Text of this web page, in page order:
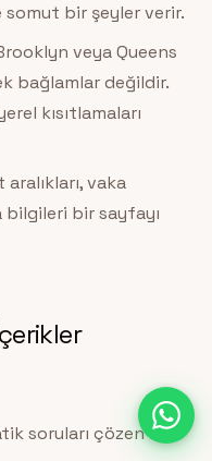
somut bir şeyler verir.
veya Queens
bağlamlar değildir.
kısıtlamaları
vaka
bilgileri bir sayfayı
soruları çözen